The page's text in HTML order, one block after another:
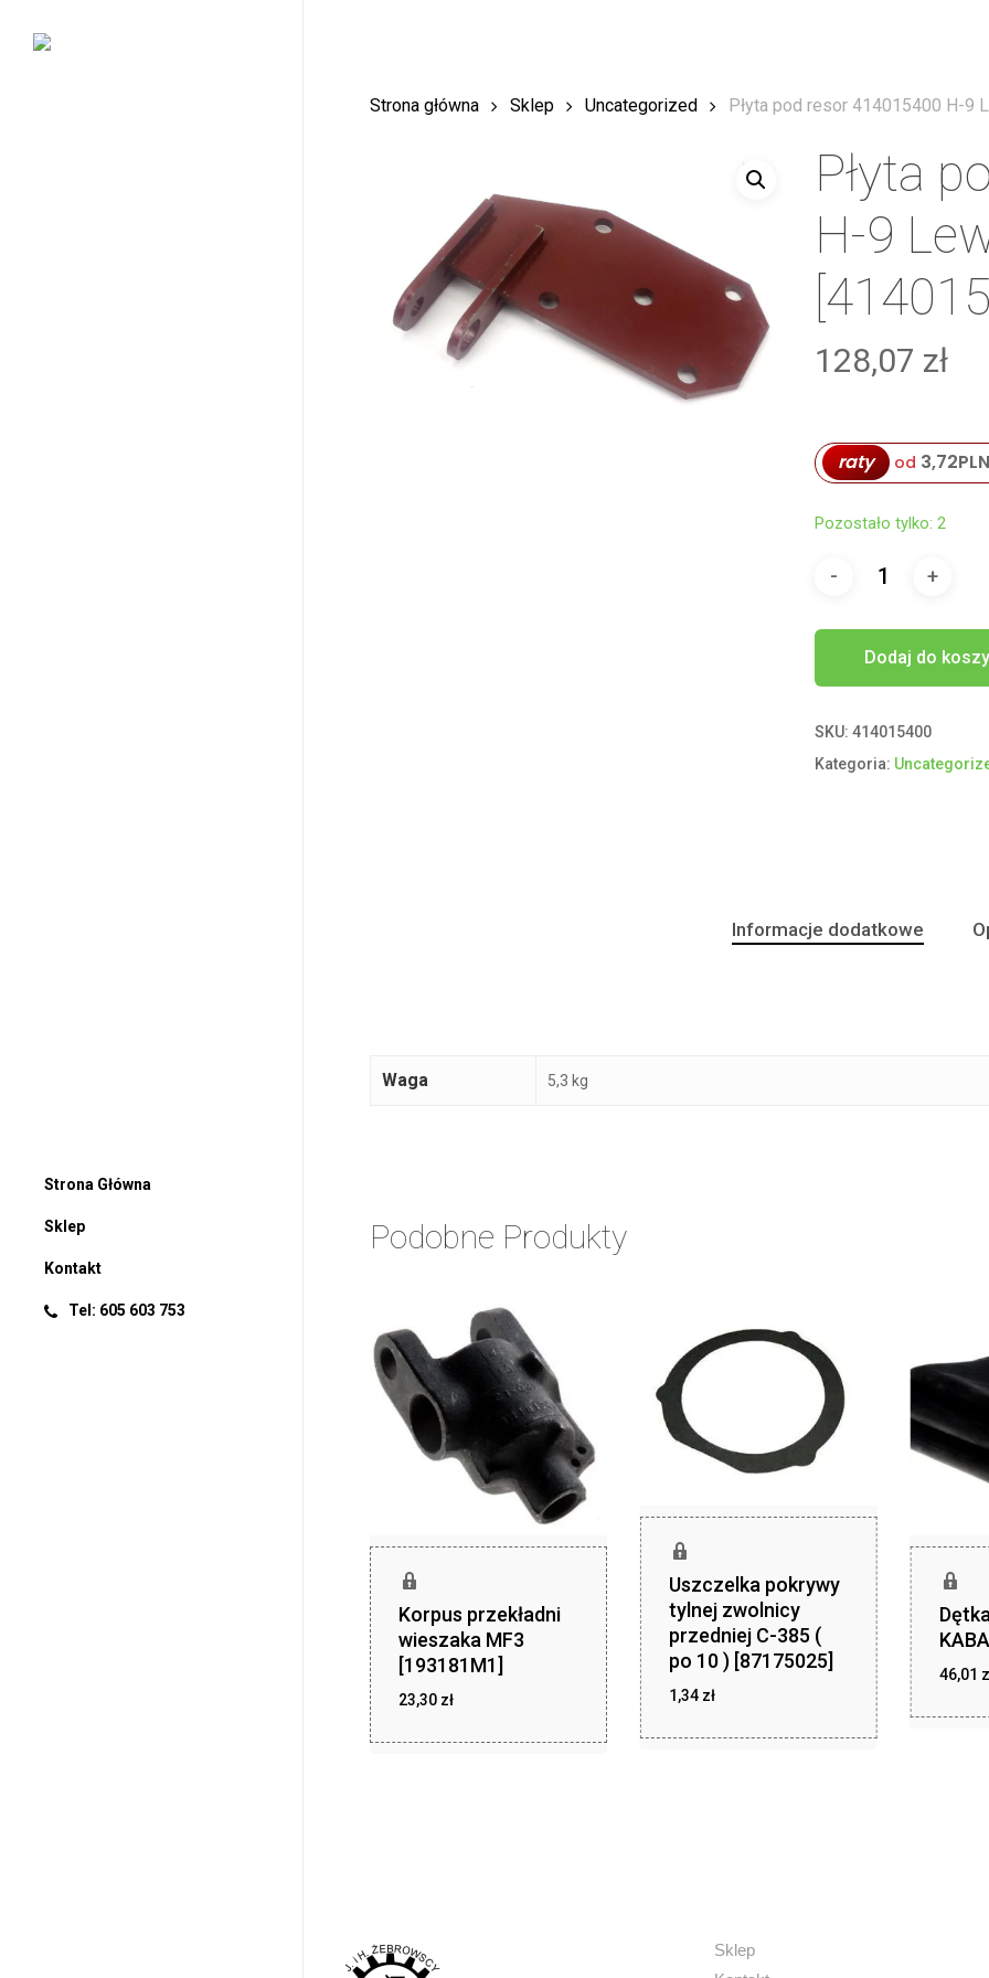
Strona Główna
Sklep
Kontakt
Tel: 605 603 753
Strona główna Sklep Uncategorized Płyta pod resor 414015400 H-9
Płyta
H-9
128,07 zł
raty od 3,72
Pozostało tylko: 2
Dodaj do
SKU:414015400
Kategoria:
Informacje dodatkowe
Waga 5,3 kg
Podobne Produkty
Korpus przekładni
wieszaka MF3
[193181M1]
23,30 zł
Uszczelka pokrywy
tylnej zwolnicy
przedniej C-385 (
po 10 ) [87175025]
1,34 zł
46,01
Sklep